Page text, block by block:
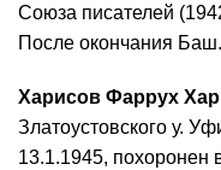
Союза писателей
После окончания Баш.
Харисов Фаррух
Златоустовского у.
13.1.1945, похоронен